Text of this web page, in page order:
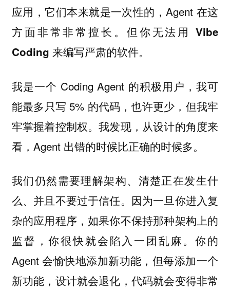
应用，它们本来就是一次性的，Agent 在这
方面非常非常擅长。 但你无法用 Vibe
Coding 来编写严肃的软件。
我是一个 Coding Agent 的积极用户，我可
能最多只写 5% 的代码，也许更少，但我牢
牢掌握着控制权。我发现，从设计的角度来
看，Agent 出错的时候比正确的时候多。
我们仍然需要理解架构、清楚正在发生什
么、并且不要过于信任。因为一旦你进入复
杂的应用程序，如果你不保持那种架构上的
监督，你很快就会陷入一团乱麻。你的
Agent 会愉快地添加新功能，但每添加一个
新功能，设计就会退化，代码就会变得非常